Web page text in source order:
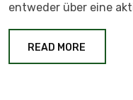
entweder über eine
READ MORE